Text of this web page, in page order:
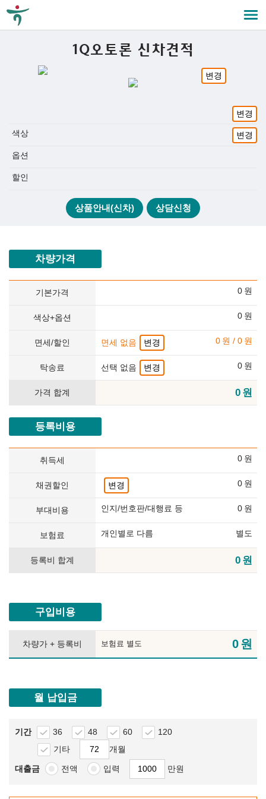
1Q오토론 신차견적
변경
변경
색상 변경
옵션
할인
상품안내(신차) 상담신청
차량가격
기본가격 0 원
색상+옵션 0 원
면세/할인 면세 없음 변경 0 원 / 0 원
탁송료 선택 없음 변경 0 원
가격 합계 0 원
등록비용
취득세 0 원
채권할인 변경 0 원
부대비용 인지/번호판/대행료 등 0 원
보험료 개인별로 다름 별도
등록비 합계 0 원
구입비용
차량가 + 등록비 보험료 별도 0원
월 납입금
기간 36 48 60
120
기타
개월
대출금 전액 입력 만원